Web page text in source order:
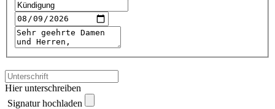
Hier unterschreiben
Signatur hochladen